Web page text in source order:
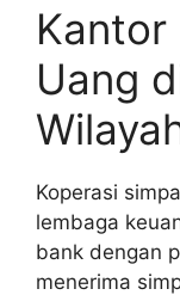
Kantor
Uang
Koperasi
lembaga
bank dengan
menerima